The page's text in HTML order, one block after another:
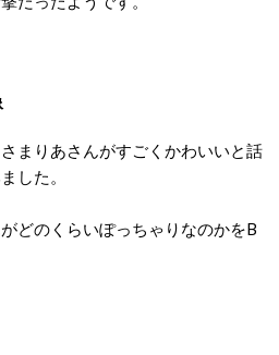
まりあさんがすごくかわいいと話
した。
どのくらいぽっちゃりなのかをB